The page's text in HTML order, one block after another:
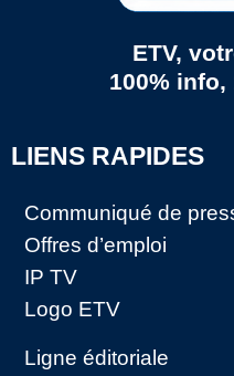
ETV,
100% info,
LIENS RAPIDES
Communiqué de
Offres d’emploi
IP TV
Logo ETV
Ligne éditoriale